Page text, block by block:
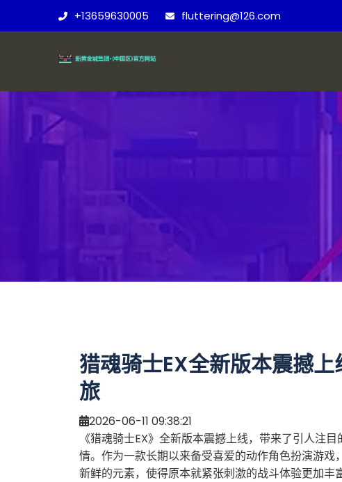
+13659630005 fluttering@126.com
猎魂骑士EX全新版本震撼
旅
2026-06-11 09:38:21
《猎魂骑士EX》全新版本震撼上线，带来了引人注
情。作为一款长期以来备受喜爱的动作角色扮演游
新鲜的元素，使得原本就紧张刺激的战斗体验更加